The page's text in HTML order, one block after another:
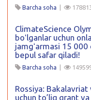
Barcha soha |
ClimateScience
boʻlganlar uchun
jamgʻarmasi 15
bepul safar qiladi!
Barcha soha |
Rossiya:
uchun to’liq grant